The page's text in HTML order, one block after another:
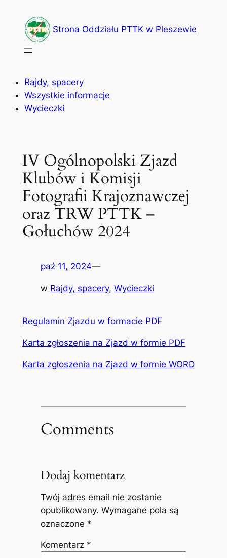
treści
Strona Oddziału PTTK w Pleszewie
Rajdy, spacery
Wszystkie informacje
Wycieczki
IV Ogólnopolski Zjazd
Klubów i Komisji
Fotografii Krajoznawczej
oraz TRW PTTK –
Gołuchów 2024
paź 11, 2024—
w Rajdy, spacery, Wycieczki
Regulamin Zjazdu w formacie PDF
Karta zgłoszenia na Zjazd w formie PDF
Karta zgłoszenia na Zjazd w formie WORD
Comments
Dodaj komentarz
Twój adres email nie zostanie
opublikowany. Wymagane pola są
oznaczone *
Komentarz *